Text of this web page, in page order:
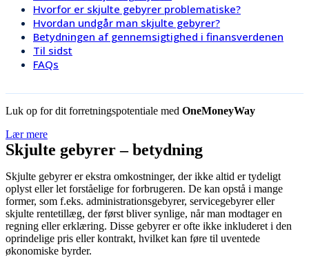
Hvorfor er skjulte gebyrer problematiske?
Hvordan undgår man skjulte gebyrer?
Betydningen af gennemsigtighed i finansverdenen
Til sidst
FAQs
Luk op for dit forretningspotentiale med OneMoneyWay
Lær mere
Skjulte gebyrer – betydning
Skjulte gebyrer er ekstra omkostninger, der ikke altid er tydeligt
oplyst eller let forståelige for forbrugeren. De kan opstå i mange
former, som f.eks. administrationsgebyrer, servicegebyrer eller
skjulte rentetillæg, der først bliver synlige, når man modtager en
regning eller erklæring. Disse gebyrer er ofte ikke inkluderet i den
oprindelige pris eller kontrakt, hvilket kan føre til uventede
økonomiske byrder.